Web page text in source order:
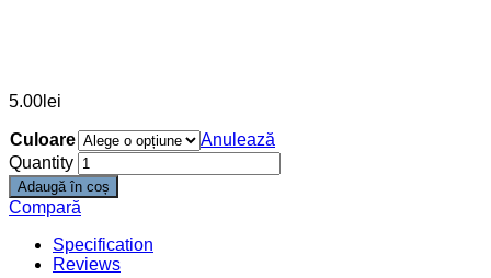
5.00 lei
Culoare
Anulează
Quantity
Adaugă în coș
Compară
Specification
Reviews